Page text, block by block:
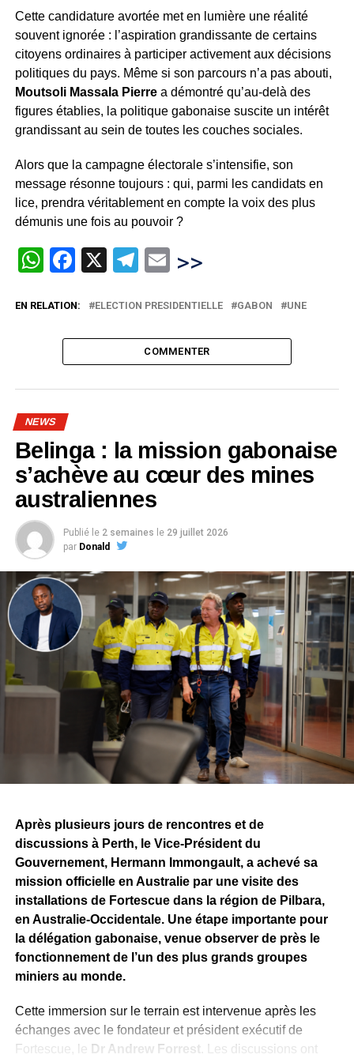
Cette candidature avortée met en lumière une réalité
souvent ignorée : l’aspiration grandissante de certains
citoyens ordinaires à participer activement aux décisions
politiques du pays. Même si son parcours n’a pas abouti,
Moutsoli Massala Pierrea démontré qu’au-delà des
figures établies, la politique gabonaise suscite un intérêt
grandissant au sein de toutes les couches sociales.
Alors que la campagne électorale s’intensifie, son
message résonne toujours : qui, parmi les candidats en
lice, prendra véritablement en compte la voix des plus
démunis une fois au pouvoir ?
WhatsApp
Facebook
X Telegram
Email
>>
EN RELATION: ELECTION PRESIDENTIELLE GABON UNE
COMMENTER
NEWS
Belinga : la mission gabonaise
s’achève au cœur des mines
australiennes
Publié le 2 semaines le 29 juillet 2026
par Donald
Après plusieurs jours de rencontres et de
discussions à Perth, le Vice-Président du
Gouvernement, Hermann Immongault, a achevé sa
mission officielle en Australie par une visite des
installations de Fortescue dans la région de Pilbara,
en Australie-Occidentale. Une étape importante pour
la délégation gabonaise, venue observer de près le
fonctionnement de l’un des plus grands groupes
miniers au monde.
Cette immersion sur le terrain est intervenue après les
échanges avec le fondateur et président exécutif de
Fortescue, le Dr Andrew Forrest. Les discussions ont